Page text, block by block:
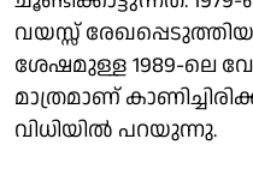
വയസ്സ്
ശേഷമുള്ള 1989-ലെ
മാത്രമാണ്
വിധിയിൽ പറയുന്നു.